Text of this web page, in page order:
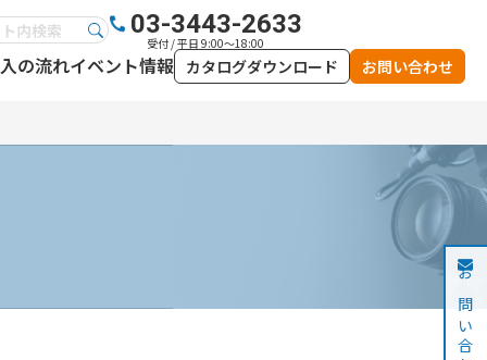
03-3443-2633
受付 / 平日 9:00～18:00
の流れイベント情報 カタログダウンロード お問い合わせ